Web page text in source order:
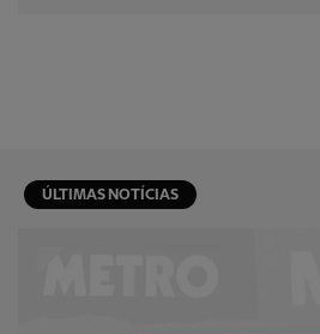
ÚLTIMAS NOTÍCIAS